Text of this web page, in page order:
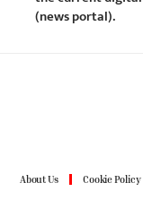
(news portal).
About Us Cookie Policy